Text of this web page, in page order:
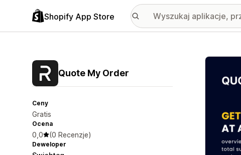
Shopify App Store
Quote My Order
Ceny
Gratis
Ocena
0,0 (0 Recenzje)
Deweloper